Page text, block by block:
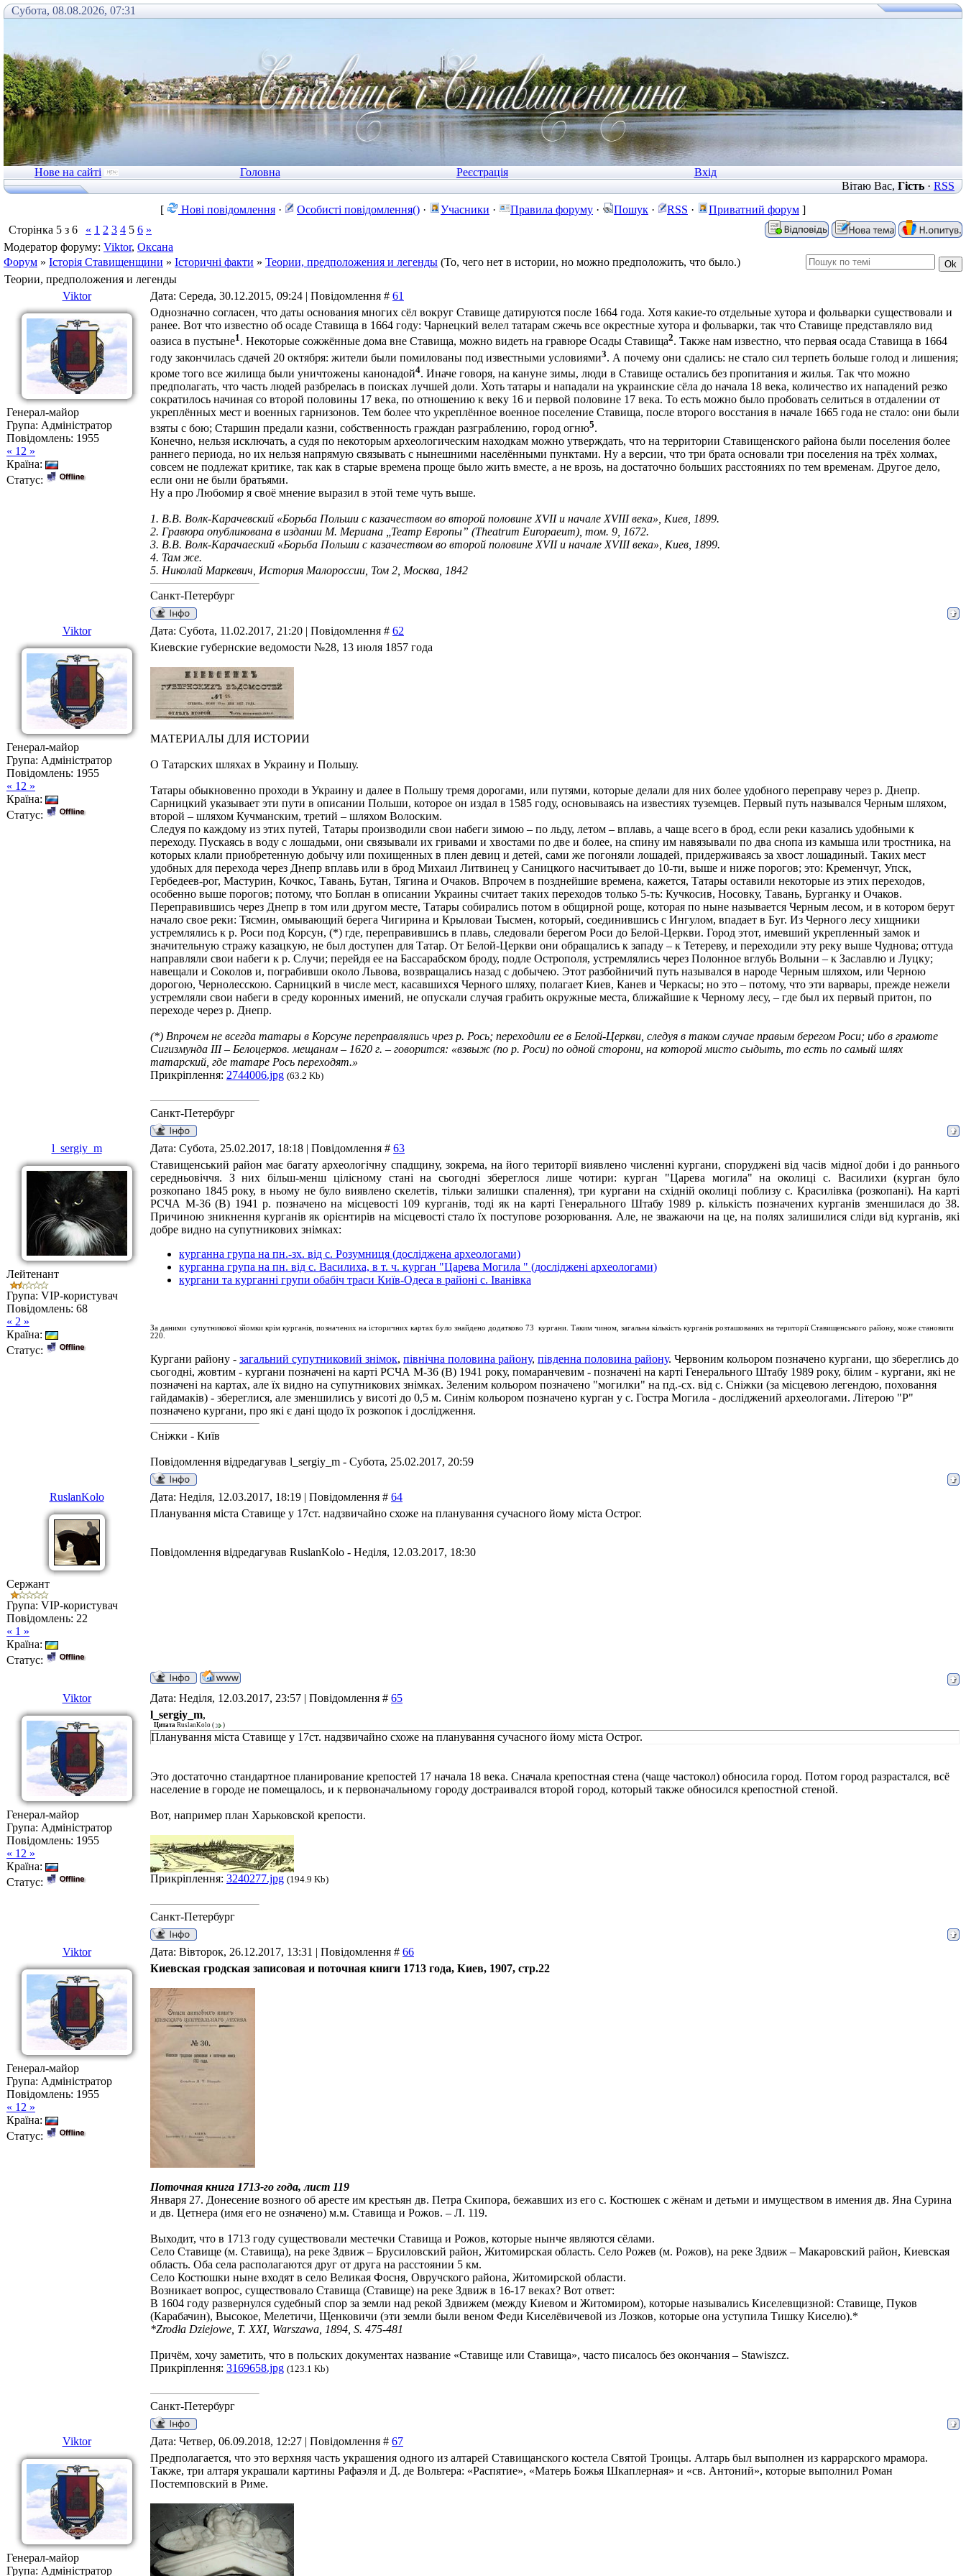
Субота, 08.08.2026, 07:31
Нове на сайті Головна Реєстрація
Вхід
Вітаю Вас, Гість· RSS
[
Нові повідомлення · Особисті повідомлення() · Учасники · Правила форуму · Пошук · RSS · Приватний форум ]
Сторінка 5 з 6 « 1 2 3 4 5 6 »
Модератор форуму: Viktor, Оксана
Форум » Історія Ставищенщини » Історичні факти » Теории, предположения и легенды (То, чего нет в истории, но можно предположить, что было.)
Теории, предположения и легенды
Viktor
Дата: Середа, 30.12.2015, 09:24 | Повідомлення # 61
Генерал-майор
Група: Адміністратор
Повідомлень: 1955
« 12 »
Країна:
Статус:
Однозначно согласен, что даты основания многих сёл вокруг Ставище датируются после 1664 года. Хотя какие-то отдельные хутора и фольварки существовали и
ранее. Вот что известно об осаде Ставища в 1664 году: Чарнецкий велел татарам сжечь все окрестные хутора и фольварки, так что Ставище представляло вид
оазиса в пустыне1. Некоторые сожжённые дома вне Ставища, можно видеть на гравюре Осады Ставища2. Также нам известно, что первая осада Ставища в 1664
году закончилась сдачей 20 октября: жители были помилованы под известными условиями3. А почему они сдались: не стало сил терпеть больше голод и лишения;
кроме того все жилища были уничтожены канонадой4. Иначе говоря, на кануне зимы, люди в Ставище остались без пропитания и жилья. Так что можно
предполагать, что часть людей разбрелась в поисках лучшей доли. Хоть татары и нападали на украинские сёла до начала 18 века, количество их нападений резко
сократилось начиная со второй половины 17 века, по отношению к веку 16 и первой половине 17 века. То есть можно было пробовать селиться в отдалении от
укреплённых мест и военных гарнизонов. Тем более что укреплённое военное поселение Ставища, после второго восстания в начале 1665 года не стало: они были
взяты с бою; Старшин предали казни, собственность граждан разграблению, город огню5.
Конечно, нельзя исключать, а судя по некоторым археологическим находкам можно утверждать, что на территории Ставищенского района были поселения более
раннего периода, но их нельзя напрямую связывать с нынешними населёнными пунктами. Ну а версии, что три брата основали три поселения на трёх холмах,
совсем не подлежат критике, так как в старые времена проще было жить вместе, а не врозь, на достаточно больших расстояниях по тем временам. Другое дело,
если они не были братьями.
Ну а про Любомир я своё мнение выразил в этой теме чуть выше.
1. В.В. Волк-Карачевский «Борьба Польши с казачеством во второй половине XVII и начале XVIII века», Киев, 1899.
2. Гравюра опубликована в издании М. Мериана „Театр Европы” (Theatrum Europaeum), том. 9, 1672.
3. В.В. Волк-Карачаеский «Борьба Польши с казачеством во второй половине XVII и начале XVIII века», Киев, 1899.
4. Там же.
5. Николай Маркевич, История Малороссии, Том 2, Москва, 1842
Санкт-Петербург
Viktor Дата: Субота, 11.02.2017, 21:20 | Повідомлення # 62
Генерал-майор
Група: Адміністратор
Повідомлень: 1955
« 12 »
Країна:
Статус:
Киевские губернские ведомости №28, 13 июля 1857 года
МАТЕРИАЛЫ ДЛЯ ИСТОРИИ
О Татарских шляхах в Украину и Польшу.
Татары обыкновенно проходи в Украину и далее в Польшу тремя дорогами, или путями, которые делали для них более удобного переправу через р. Днепр.
Сарницкий указывает эти пути в описании Польши, которое он издал в 1585 году, основываясь на известиях туземцев. Первый путь назывался Черным шляхом,
второй – шляхом Кучманским, третий – шляхом Волоским.
Следуя по каждому из этих путей, Татары производили свои набеги зимою – по льду, летом – вплавь, а чаще всего в брод, если реки казались удобными к
переходу. Пускаясь в воду с лошадьми, они связывали их гривами и хвостами по две и более, на спину им навязывали по два снопа из камыша или тростника, на
которых клали приобретенную добычу или похищенных в плен девиц и детей, сами же погоняли лошадей, придерживаясь за хвост лошадиный. Таких мест
удобных для перехода через Днепр вплавь или в брод Михаил Литвинец у Саницкого насчитывает до 10-ти, выше и ниже порогов; это: Кременчуг, Упск,
Гербедеев-рог, Мастурин, Кочкос, Тавань, Бутан, Тягина и Очаков. Впрочем в позднейшие времена, кажется, Татары оставили некоторые из этих переходов,
особенно выше порогов; потому, что Боплан в описании Украины считает таких переходов только 5-ть: Кучкосив, Носовку, Тавань, Бурганку и Очаков.
Переправившись через Днепр в том или другом месте, Татары собирались потом в общирной роще, которая по ныне называется Черным лесом, и в котором берут
начало свое реки: Тясмин, омывающий берега Чигирина и Крыловаи Тысмен, который, соединившись с Ингулом, впадает в Буг. Из Черного лесу хищники
устремлялись к р. Роси под Корсун, (*) где, переправившись в плавь, следовали берегом Роси до Белой-Церкви. Город этот, имевший укрепленный замок и
значительную стражу казацкую, не был доступен для Татар. От Белой-Церкви они обращались к западу – к Тетереву, и переходили эту реку выше Чуднова; оттуда
направляли свои набеги к р. Случи; перейдя ее на Бассарабском броду, подле Острополя, устремлялись через Полонное вглубь Волыни – к Заславлю и Луцку;
навещали и Соколов и, пограбивши около Львова, возвращались назад с добычею. Этот разбойничий путь назывался в народе Черным шляхом, или Черною
дорогою, Чернолесскою. Сарницкий в числе мест, касавшихся Черного шляху, полагает Киев, Канев и Черкасы; но это – потому, что эти варвары, прежде нежели
устремляли свои набеги в среду коронных имений, не опускали случая грабить окружные места, ближайшие к Черному лесу, – где был их первый притон, по
переходе через р. Днепр.
(*) Впрочем не всегда татары в Корсуне переправлялись чрез р. Рось; переходили ее в Белой-Церкви, следуя в таком случае правым берегом Роси; ибо в грамоте
Сигизмунда III – Белоцерков. мещанам – 1620 г. – говорится: «взвыж (по р. Роси) по одной сторони, на которой мисто сыдыть, то есть по самый шлях
татарский, где татаре Рось переходят.»
Прикріплення: 2744006.jpg (63.2 Kb)
Санкт-Петербург
l_sergiy_m Дата: Субота, 25.02.2017, 18:18 | Повідомлення # 63
Лейтенант
Група: VIP-користувач
Повідомлень: 68
« 2 »
Країна:
Статус:
Ставищенський район має багату археологічну спадщину, зокрема, на його території виявлено численні кургани, споруджені від часів мідної доби і до раннього
середньовіччя. З них більш-менш цілісному стані на сьогодні збереглося лише чотири: курган "Царева могила" на околиці с. Василихи (курган було
розкопано 1845 року, в ньому не було виявлено скелетів, тільки залишки спалення), три кургани на східній околиці поблизу с. Красилівка (розкопані). На карті
РСЧА М-36 (В) 1941 р. позначено на місцевості 109 курганів, тоді як на карті Генерального Штабу 1989 р. кількість позначених курганів зменшилася до 38.
Причиною зникнення курганів як орієнтирів на місцевості стало їх поступове розорювання. Але, не зважаючи на це, на полях залишилися сліди від курганів, які
добре видно на супутникових знімках:
курганна група на пн.-зх. від с. Розумниця (досліджена археологами)
курганна група на пн. від с. Василиха, в т. ч. курган "Царева Могила " (досліджені археологами)
кургани та курганні групи обабіч траси Київ-Одеса в районі с. Іванівка
За даними супутникової зйомки крім курганів, позначених на історичних картах було знайдено додатково 73 кургани. Таким чином, загальна кількість курганів розташованих на території Ставищенського району, може становити
220.
Кургани району - загальний супутниковий знімок, північна половина району, південна половина району. Червоним кольором позначено кургани, що збереглись до
сьогодні, жовтим - кургани позначені на карті РСЧА М-36 (В) 1941 року, помаранчевим - позначені на карті Генерального Штабу 1989 року, білим - кургани, які не
позначені на картах, але їх видно на супутникових знімках. Зеленим кольором позначено "могилки" на пд.-сх. від с. Сніжки (за місцевою легендою, поховання
гайдамаків) - збереглися, але зменшились у висоті до 0,5 м. Синім кольором позначено курган у с. Гостра Могила - досліджений археологами. Літерою "Р"
позначено кургани, про які є дані щодо їх розкопок і дослідження.
Сніжки - Київ
Повідомлення відредагував l_sergiy_m - Субота, 25.02.2017, 20:59
RuslanKolo Дата: Неділя, 12.03.2017, 18:19 | Повідомлення # 64
Сержант
Група: VIP-користувач
Повідомлень: 22
« 1 »
Країна:
Статус:
Планування міста Ставище у 17ст. надзвичайно схоже на планування сучасного йому міста Острог.
Повідомлення відредагував RuslanKolo - Неділя, 12.03.2017, 18:30
Viktor Дата: Неділя, 12.03.2017, 23:57 | Повідомлення # 65
Генерал-майор
Група: Адміністратор
Повідомлень: 1955
« 12 »
Країна:
Статус:
l_sergiy_m,
Цитата RuslanKolo ( )
Планування міста Ставище у 17ст. надзвичайно схоже на планування сучасного йому міста Острог.
Это достаточно стандартное планирование крепостей 17 начала 18 века. Сначала крепостная стена (чаще частокол) обносила город. Потом город разрастался, всё
население в городе не помещалось, и к первоначальному городу достраивался второй город, который также обносился крепостной стеной.
Вот, например план Харьковской крепости.
Прикріплення: 3240277.jpg (194.9 Kb)
Санкт-Петербург
Viktor Дата: Вівторок, 26.12.2017, 13:31 | Повідомлення # 66
Генерал-майор
Група: Адміністратор
Повідомлень: 1955
« 12 »
Країна:
Статус:
Киевская гродская записовая и поточная книги 1713 года, Киев, 1907, стр.22
Поточная книга 1713-го года, лист 119
Января 27. Донесение возного об аресте им крестьян дв. Петра Скипора, бежавших из его с. Костюшек с жёнам и детьми и имуществом в имения дв. Яна Сурина
и дв. Цетнера (имя его не означено) м.м. Ставища и Рожов. – Л. 119.
Выходит, что в 1713 году существовали местечки Ставища и Рожов, которые нынче являются сёлами.
Село Ставище (м. Ставища), на реке Здвиж – Брусиловский район, Житомирская область. Село Рожев (м. Рожов), на реке Здвиж – Макаровский район, Киевская
область. Оба села располагаются друг от друга на расстоянии 5 км.
Село Костюшки ныне входят в село Великая Фосня, Овручского района, Житомирской области.
Возникает вопрос, существовало Ставища (Ставище) на реке Здвиж в 16-17 веках? Вот ответ:
В 1604 году развернулся судебный спор за земли над рекой Здвижем (между Киевом и Житомиром), которые назывались Киселевщизной: Ставище, Пуков
(Карабачин), Высокое, Мелетичи, Щенковичи (эти земли были веном Феди Киселёвичевой из Лозков, которые она уступила Тишку Киселю).*
*Zrodła Dziejowe, T. XXI, Warszawa, 1894, S. 475-481
Причём, хочу заметить, что в польских документах название «Ставище или Ставища», часто писалось без окончания – Stawiszcz.
Прикріплення: 3169658.jpg (123.1 Kb)
Санкт-Петербург
Viktor Дата: Четвер, 06.09.2018, 12:27 | Повідомлення # 67
Генерал-майор
Група: Адміністратор
Предполагается, что это верхняя часть украшения одного из алтарей Ставищанского костела Святой Троицы. Алтарь был выполнен из каррарского мрамора.
Также, три алтаря украшали картины Рафаэля и Д. де Вольтера: «Распятие», «Матерь Божья Шкаплерная» и «св. Антоний», которые выполнил Роман
Постемповский в Риме.